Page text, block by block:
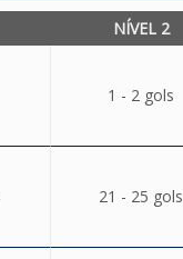
NÍVEL 2
1 - 2 gols
21 - 25 gols